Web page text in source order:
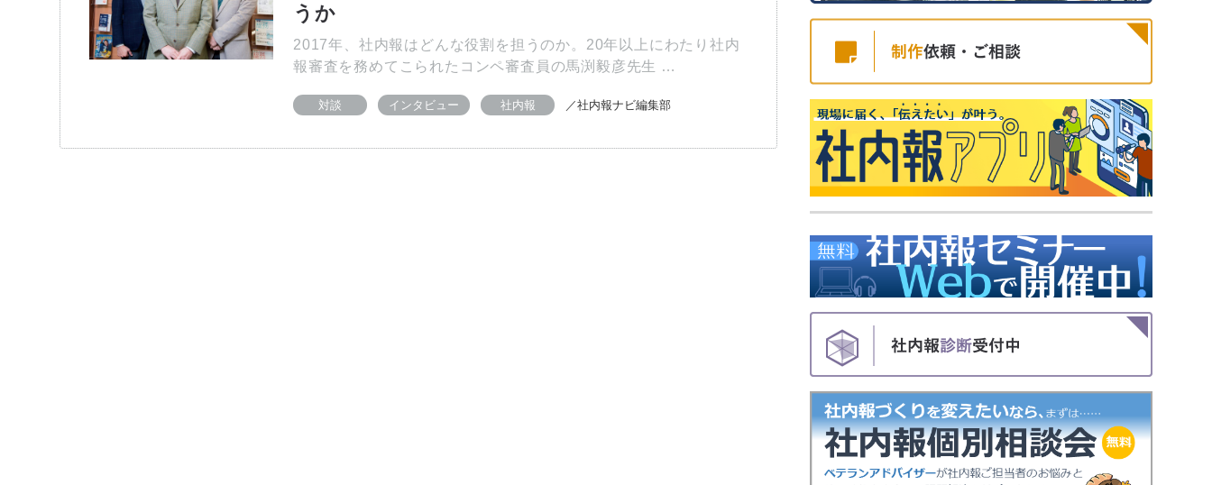
うか
2017年、社内報はどんな役割を担うのか。20年以上にわたり社内
報審査を務めてこられたコンペ審査員の馬渕毅彦先生 …
対談 インタビュー 社内報 ／社内報ナビ編集部